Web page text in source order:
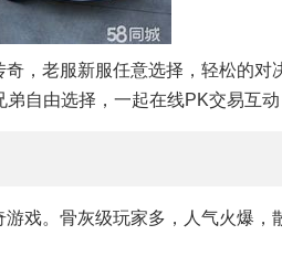
，老服新服任意选择，轻松的对
自由选择，一起在线PK交易互动
戏。骨灰级玩家多，人气火爆，